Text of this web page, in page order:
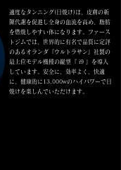
適度なタンニング(日焼け)は、皮膚の新
陳代謝を促進し全身の血流を高め、 脂肪
を燃焼しやすい体になります。
ファース
トジムでは、世界的に有名で品質に定評
のある オランダ『ウルトラサン』社製の
最上位モデル機種の縦型『 i9 』を導入
しています。 安全に、効率よく、快適
に、健康的に 13,000wのハイパワーで日
焼けを楽しんでいただけます。